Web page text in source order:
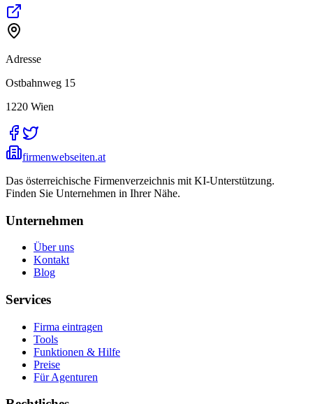
Adresse
Ostbahnweg 15
1220 Wien
firmenwebseiten.at
Das österreichische Firmenverzeichnis mit KI-Unterstützung.
Finden Sie Unternehmen in Ihrer Nähe.
Unternehmen
Über uns
Kontakt
Blog
Services
Firma eintragen
Tools
Funktionen & Hilfe
Preise
Für Agenturen